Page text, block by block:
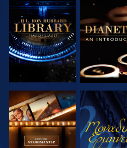
ΕΞΕΡΕΥΝΗΣΤΕ
ΤΗ ΣΕΙΡΑ
ΤΗ
ΕΞΕΡΕΥΝΗΣΤΕ
ΤΗ ΣΕΙΡΑ